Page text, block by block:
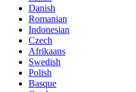
Danish
Romanian
Indonesian
Czech
Afrikaans
Swedish
Polish
Basque